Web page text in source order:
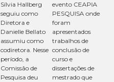
Sílvia Hallberg
seguiu como
Diretora e
Danielle Bellato
assumiu como
codiretora. Nesse
período, a
Comissão de
Pesquisa deu
evento CEAPIA
PESQUISA onde
foram
apresentados
trabalhos de
conclusão de
curso e
dissertações de
mestrado que